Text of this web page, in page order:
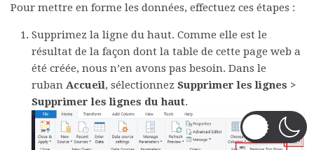
Pour mettre en forme les données, effectuez ces étapes :
Supprimez la ligne du haut. Comme elle est le
résultat de la façon dont la table de cette page web a
été créée, nous n’en avons pas besoin. Dans le
ruban Accueil, sélectionnez Supprimer les lignes >
Supprimer les lignes du haut.